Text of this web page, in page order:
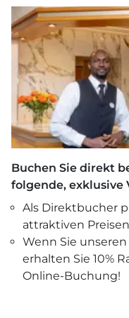
Gutscheine
Buchen Sie direkt
folgende, exklusive
Als Direktbucher
attraktiven
Wenn Sie unseren
erhalten Sie 10%
Online-Buchung!